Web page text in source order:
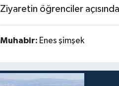
Ziyaretin öğrenciler
Muhabir: Enes şimşek